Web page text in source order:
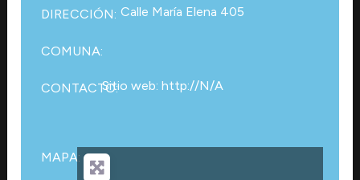
DIRECCIÓN: Calle María Elena 405
COMUNA:
CONTACTO:Sitio web: http://N/A
MAPA: